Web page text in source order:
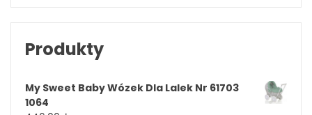
Produkty
My Sweet Baby Wózek Dla Lalek Nr 61703
1064